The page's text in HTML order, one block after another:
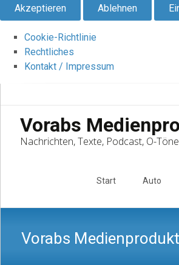
Akzeptieren Ablehnen
Cookie-Richtlinie
Rechtliches
Kontakt / Impressum
Vorabs
Nachrichten, Texte, Podcast, O-
Start Auto
Vorabs